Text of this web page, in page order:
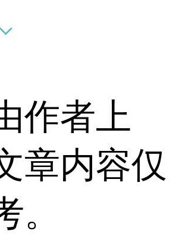
作者上
章内容仅
。